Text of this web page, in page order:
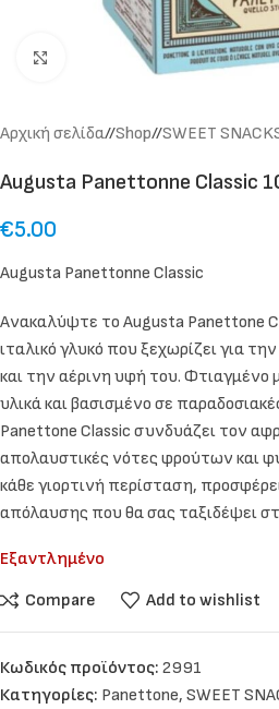
Click to enlarge
Αρχική σελίδα/ Shop/ SWEET
Augusta Panettonne Classic
€5.00
Augusta Panettonne Classic
Ανακαλύψτε το Augusta Panettone
ιταλικό γλυκό που ξεχωρίζει για
και την αέρινη υφή του. Φτιαγμένο
υλικά και βασισμένο σε
Panettone Classic συνδυάζει τον
απολαυστικές νότες φρούτων και
κάθε γιορτινή περίσταση,
απόλαυσης που θα σας ταξιδέψει
Εξαντλημένο
Compare
Add to wishlist
Κωδικός προϊόντος: 2991
Κατηγορίες: Panettone, SWEET